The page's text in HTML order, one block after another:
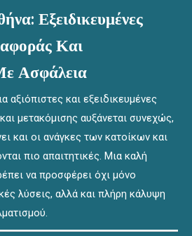
Εξειδικευμένες
Και
Ασφάλεια
αξιόπιστες και εξειδικευμένες
μετακόμισης αυξάνεται συνεχώς,
και οι ανάγκες των κατοίκων και
πιο απαιτητικές. Μια καλή
να προσφέρει όχι μόνο
λύσεις, αλλά και πλήρη κάλυψη